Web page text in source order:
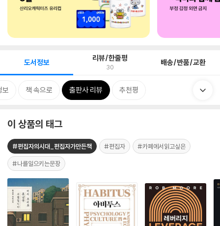
도서정보 리뷰/한줄평
30 배송/반품/교환
보 책 속으로 출판사 리뷰 추천평
이 상품의 태그
#편집자의시대_편집자가만든책 #편집자 #카페에서읽고싶은
#나를일으키는문장